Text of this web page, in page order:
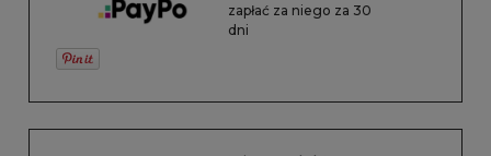
zapłać za niego za 30
dni